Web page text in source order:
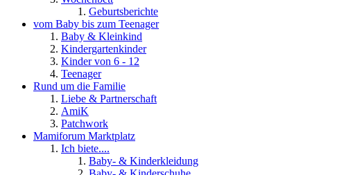
Geburtsberichte
vom Baby bis zum Teenager
Baby & Kleinkind
Kindergartenkinder
Kinder von 6 - 12
Teenager
Rund um die Familie
Liebe & Partnerschaft
AmiK
Patchwork
Mamiforum Marktplatz
Ich biete....
Baby- & Kinderkleidung